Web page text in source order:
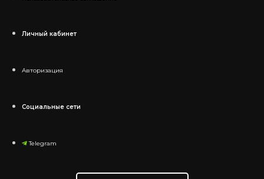
Личный кабинет
Авторизация
Социальные сети
Telegram